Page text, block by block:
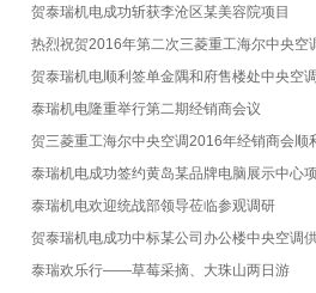
贺泰瑞机电成功斩获李沧区某美容院项目
热烈祝贺2016年第二次三菱重工海尔中央空
贺泰瑞机电顺利签单金隅和府售楼处中央空
泰瑞机电隆重举行第二期经销商会议
贺三菱重工海尔中央空调2016年经销商会顺
泰瑞机电成功签约黄岛某品牌电脑展示中心
泰瑞机电欢迎统战部领导莅临参观调研
贺泰瑞机电成功中标某公司办公楼中央空调
泰瑞欢乐行——草莓采摘、大珠山两日游​